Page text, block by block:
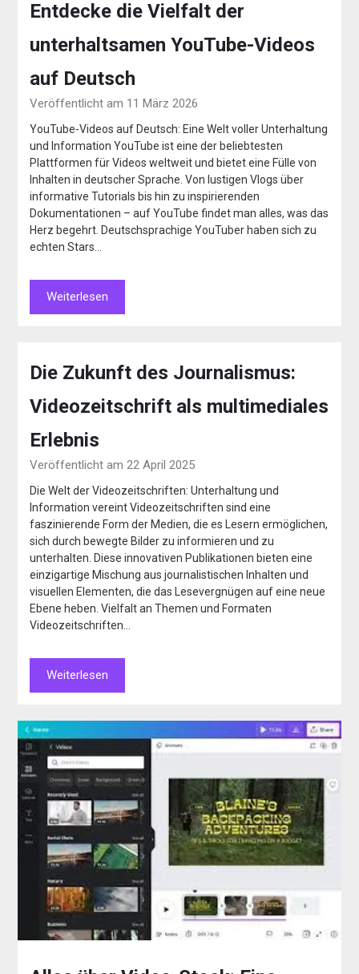
Entdecke die Vielfalt der
unterhaltsamen YouTube-Videos
auf Deutsch
Veröffentlicht am 11 März 2026
YouTube-Videos auf Deutsch: Eine Welt voller Unterhaltung
und Information YouTube ist eine der beliebtesten
Plattformen für Videos weltweit und bietet eine Fülle von
Inhalten in deutscher Sprache. Von lustigen Vlogs über
informative Tutorials bis hin zu inspirierenden
Dokumentationen – auf YouTube findet man alles, was das
Herz begehrt. Deutschsprachige YouTuber haben sich zu
echten Stars…
Weiterlesen
Die Zukunft des Journalismus:
Videozeitschrift als multimediales
Erlebnis
Veröffentlicht am 22 April 2025
Die Welt der Videozeitschriften: Unterhaltung und
Information vereint Videozeitschriften sind eine
faszinierende Form der Medien, die es Lesern ermöglichen,
sich durch bewegte Bilder zu informieren und zu
unterhalten. Diese innovativen Publikationen bieten eine
einzigartige Mischung aus journalistischen Inhalten und
visuellen Elementen, die das Lesevergnügen auf eine neue
Ebene heben. Vielfalt an Themen und Formaten
Videozeitschriften…
Weiterlesen